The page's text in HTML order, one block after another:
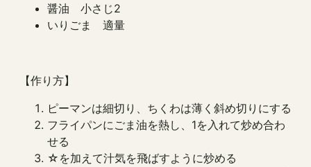
醤油 小さじ2
いりごま 適量
【作り方】
ピーマンは細切り、ちくわは薄く斜め切りにする
フライパンにごま油を熱し、1を入れて炒め合わ
せる
☆を加えて汁気を飛ばすように炒める